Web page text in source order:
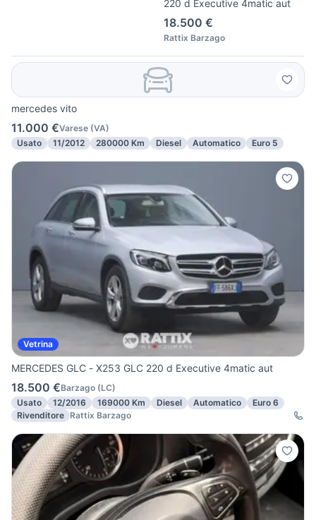
220 d Executive 4matic aut
18.500 €
Rattix Barzago
mercedes vito
11.000 €Varese (VA)
Usato
11/2012 280000 Km Diesel Automatico Euro 5
Vetrina
MERCEDES GLC - X253 GLC 220 d Executive 4matic aut
18.500 €Barzago (LC)
Usato
12/2016 169000 Km Diesel Automatico
Euro 6
Rivenditore Rattix Barzago